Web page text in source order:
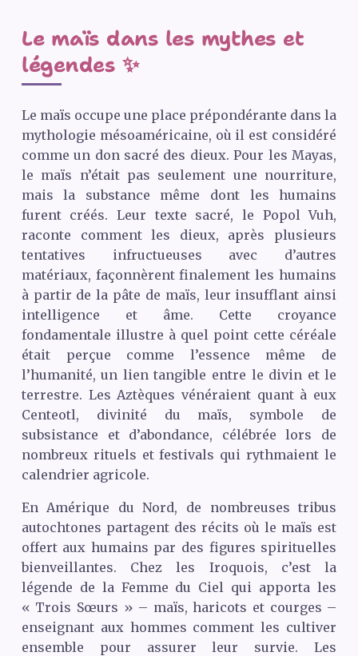
Le maïs dans les mythes et
légendes ✨
Le maïs occupe une place prépondérante dans la
mythologie mésoaméricaine, où il est considéré
comme un don sacré des dieux. Pour les Mayas,
le maïs n’était pas seulement une nourriture,
mais la substance même dont les humains
furent créés. Leur texte sacré, le Popol Vuh,
raconte comment les dieux, après plusieurs
tentatives infructueuses avec d’autres
matériaux, façonnèrent finalement les humains
à partir de la pâte de maïs, leur insufflant ainsi
intelligence et âme. Cette croyance
fondamentale illustre à quel point cette céréale
était perçue comme l’essence même de
l’humanité, un lien tangible entre le divin et le
terrestre. Les Aztèques vénéraient quant à eux
Centeotl, divinité du maïs, symbole de
subsistance et d’abondance, célébrée lors de
nombreux rituels et festivals qui rythmaient le
calendrier agricole.
En Amérique du Nord, de nombreuses tribus
autochtones partagent des récits où le maïs est
offert aux humains par des figures spirituelles
bienveillantes. Chez les Iroquois, c’est la
légende de la Femme du Ciel qui apporta les
« Trois Sœurs » – maïs, haricots et courges –
enseignant aux hommes comment les cultiver
ensemble pour assurer leur survie. Les